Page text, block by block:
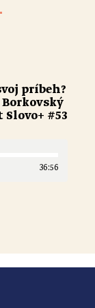
príbeh?
Slovo+ #53
36:56